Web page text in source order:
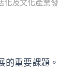
化及文化產業發
的重要課題。